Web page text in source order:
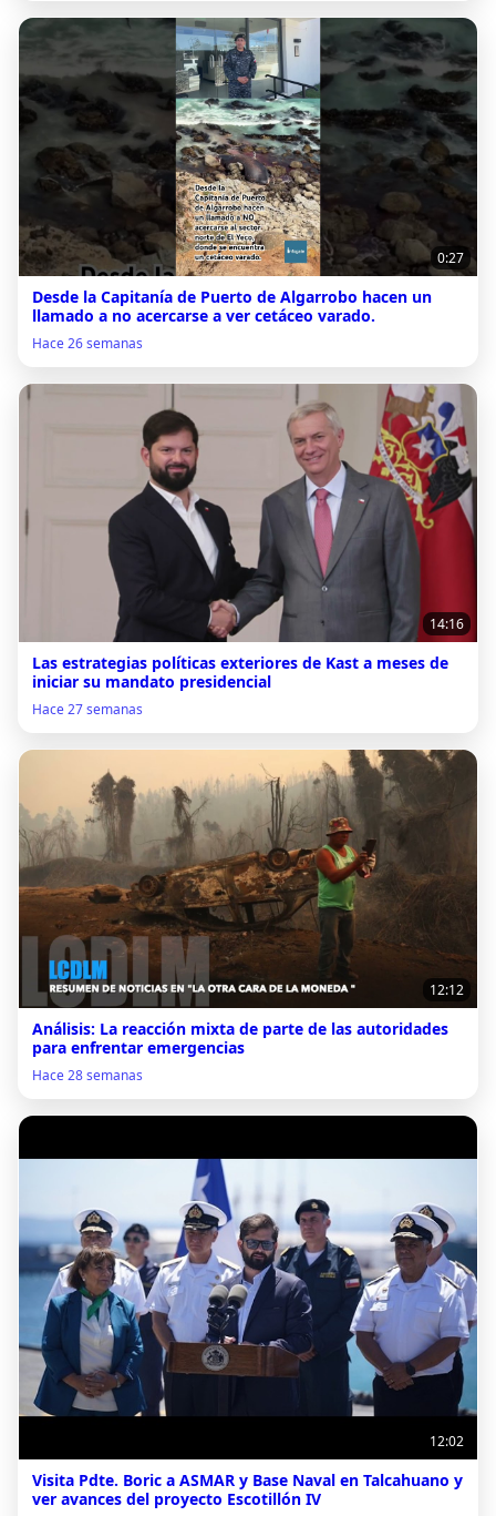
0:27
Desde la Capitanía de Puerto de Algarrobo hacen un
llamado a no acercarse a ver cetáceo varado.
Hace 26 semanas
14:16
Las estrategias políticas exteriores de Kast a meses de
iniciar su mandato presidencial
Hace 27 semanas
12:12
Análisis: La reacción mixta de parte de las autoridades
para enfrentar emergencias
Hace 28 semanas
12:02
Visita Pdte. Boric a ASMAR y Base Naval en Talcahuano y
ver avances del proyecto Escotillón IV